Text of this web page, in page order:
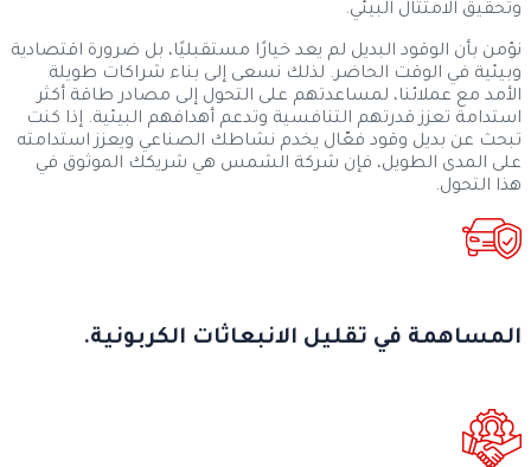
وتحقيق الامتثال البيئي.
نؤمن بأن الوقود البديل لم يعد خيارًا مستقبليًا، بل ضرورة اقتصادية
وبيئية في الوقت الحاضر. لذلك نسعى إلى بناء شراكات طويلة
الأمد مع عملائنا، لمساعدتهم على التحول إلى مصادر طاقة أكثر
استدامة تعزز قدرتهم التنافسية وتدعم أهدافهم البيئية. إذا كنت
تبحث عن بديل وقود فعّال يخدم نشاطك الصناعي ويعزز استدامته
على المدى الطويل، فإن شركة الشمس هي شريكك الموثوق في
هذا التحول.
المساهمة في تقليل الانبعاثات الكربونية.